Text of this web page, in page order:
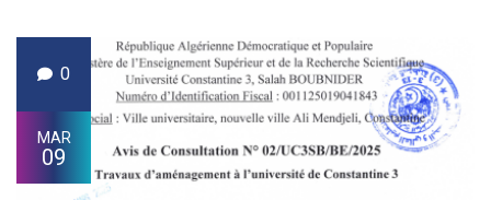
0
MAR
09